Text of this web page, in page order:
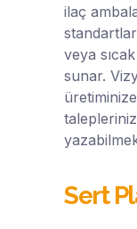
ilaç
veya
sunar.
Sert